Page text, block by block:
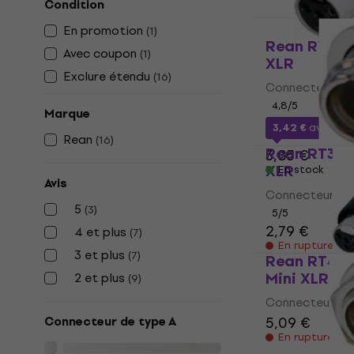
Condition
En promotion (1)
Avec coupon (1)
Exclure étendu (16)
Marque
Rean (16)
Avis
5 (3)
4 et plus (7)
3 et plus (7)
2 et plus (9)
Connecteur de type A
Rean
XLR
Connecteur
4,8/5
3,42 € avec le
3,85 €
En stock
Rean
XLR
Connecteur
5/5
2,79 €
En rupture
Rean
Mini XLR
Connecteur
5,09 €
En rupture